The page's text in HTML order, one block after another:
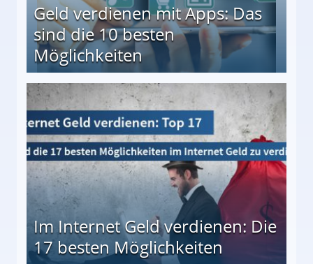
Geld verdienen mit Apps: Das
sind die 10 besten
Möglichkeiten
besten Möglichkeiten
Im Internet Geld verdienen: Die
17 besten Möglichkeiten